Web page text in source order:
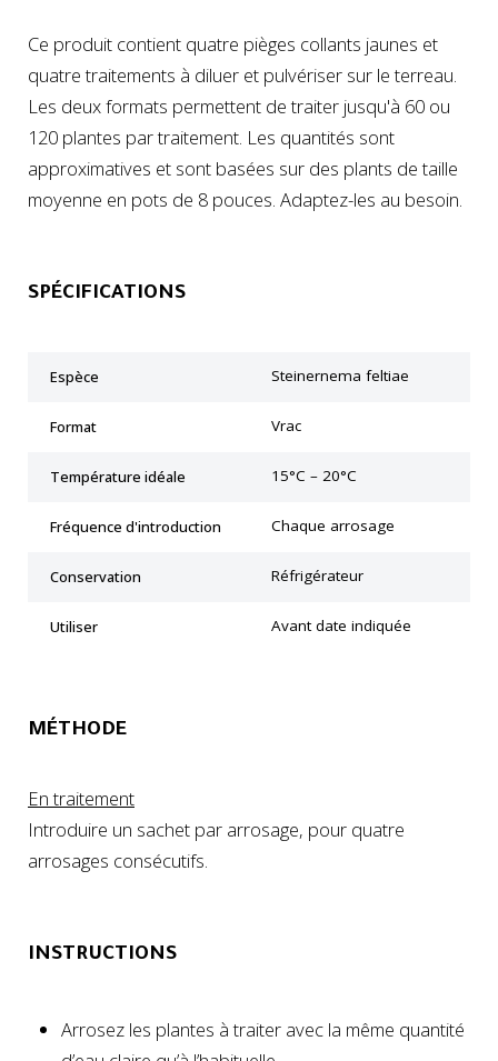
Ce produit contient quatre pièges collants jaunes et
quatre traitements à diluer et pulvériser sur le terreau.
Les deux formats permettent de traiter jusqu'à 60 ou
120 plantes par traitement. Les quantités sont
approximatives et sont basées sur des plants de taille
moyenne en pots de 8 pouces. Adaptez-les au besoin.
SPÉCIFICATIONS
Espèce Steinernema feltiae
Format Vrac
Température idéale 15°C – 20°C
Fréquence d'introduction Chaque arrosage
Conservation Réfrigérateur
Utiliser Avant date indiquée
MÉTHODE
En traitement
Introduire un sachet par arrosage, pour quatre
arrosages consécutifs.
INSTRUCTIONS
Arrosez les plantes à traiter avec la même quantité